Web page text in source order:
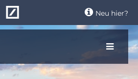
Neu hier?